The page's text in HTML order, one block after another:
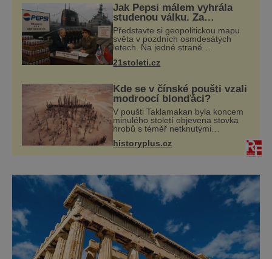
Jak Pepsi málem vyhrála
studenou válku. Za
limonádu dostala ponorky i
křižník
Představte si geopolitickou mapu
světa v pozdních osmdesátých
letech. Na jedné straně
Mezi nimi jaderný arzenál schopný
21stoleti.cz
Kde se v čínské poušti vzali
modroocí blonďáci?
V poušti Taklamakan byla koncem
minulého století objevena stovka
hrobů s téměř netknutými
pohřbeni s úctou a četnými
historyplus.cz